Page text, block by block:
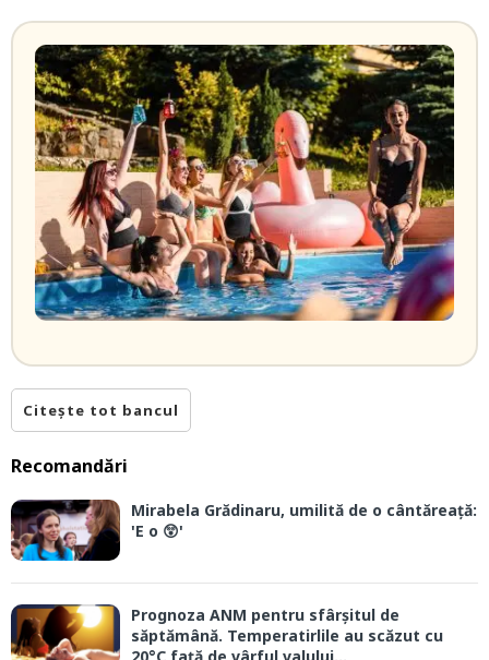
Citește tot bancul
Recomandări
Mirabela Grădinaru, umilită de o cântăreață:
'E o 😲'
Prognoza ANM pentru sfârșitul de
săptămână. Temperatirlile au scăzut cu